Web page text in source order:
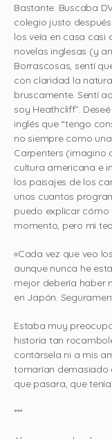
Bastante. Buscaba
colegio justo
los veía en casa casi
novelas inglesas (y
Borrascosas, sentí
con claridad la
bruscamente. Sentí
soy Heathcliff”.
inglés que “tengo
no siempre como
Carpenters (imagino
cultura americana e
los paisajes de los
unos cuantos
puedo explicar
momento, pero mi
«Cada vez que veo
aunque nunca he
mejor debería haber
en Japón.
Estaba muy
historia tan
contársela ni a mis
tomarían demasiado
que pasara, que
***